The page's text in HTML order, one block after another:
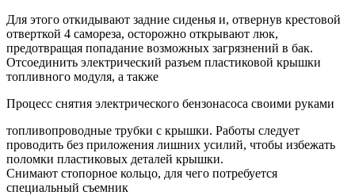
Для этого откидывают задние сиденья и, отвернув крестовой
отверткой 4 самореза, осторожно открывают люк,
предотвращая попадание возможных загрязнений в бак.
Отсоединить электрический разъем пластиковой крышки
топливного модуля, а также
Процесс снятия электрического бензонасоса своими руками
топливопроводные трубки с крышки. Работы следует
проводить без приложения лишних усилий, чтобы избежать
поломки пластиковых деталей крышки.
Снимают стопорное кольцо, для чего потребуется
специальный съемник